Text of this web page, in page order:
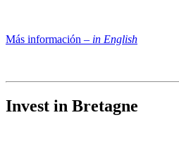
Más información – in English
Invest in Bretagne